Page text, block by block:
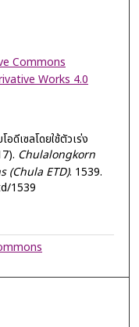
Commons
Works 4.0
อดีเซลโดยใช้ตัวเร่ง
Chulalongkorn
(Chula ETD). 1539.
1539